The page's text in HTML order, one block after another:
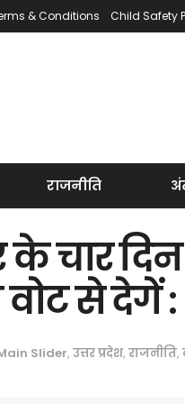
& Conditions Child Safety
राजनीति
चार
वोट से
Slider, उत्तर प्रदेश, राजनीति,